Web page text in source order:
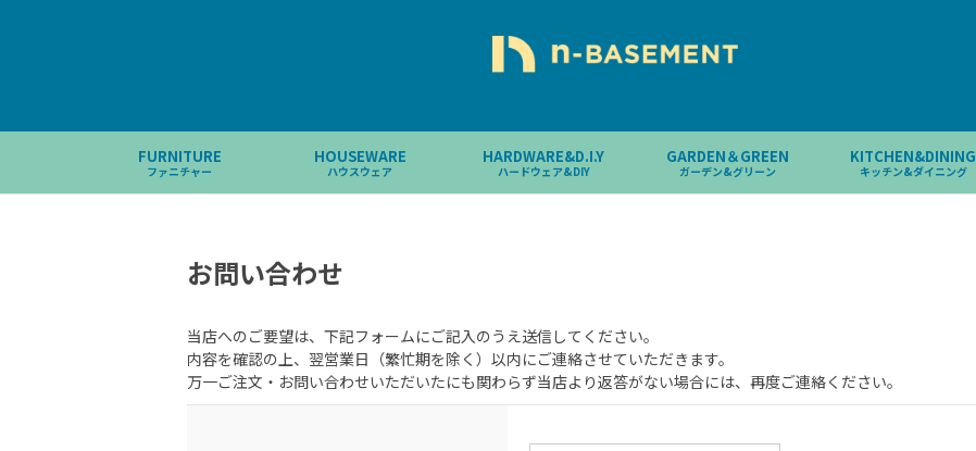
FURNITURE
ファニチャー
HOUSEWARE
ハウスウェア
HARDWARE&D.I.Y
ハードウェア&DIY
GARDEN＆GREEN
ガーデン&グリーン
KITCHEN&DINING
キッチン&ダイニング
お問い合わせ
当店へのご要望は、下記フォームにご記入のうえ送信してください。
内容を確認の上、翌営業日（繁忙期を除く）以内にご連絡させていただきます。
万一ご注文・お問い合わせいただいたにも関わらず当店より返答がない場合には、再度ご連絡ください。